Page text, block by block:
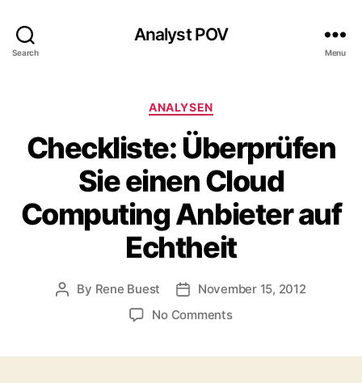
Search
Analyst POV
Menu
Categories
ANALYSEN
Checkliste: Überprüfen
Sie einen Cloud
Computing Anbieter auf
Echtheit
Post
By Rene Buest
PostNovember 15, 2012
No Commentson